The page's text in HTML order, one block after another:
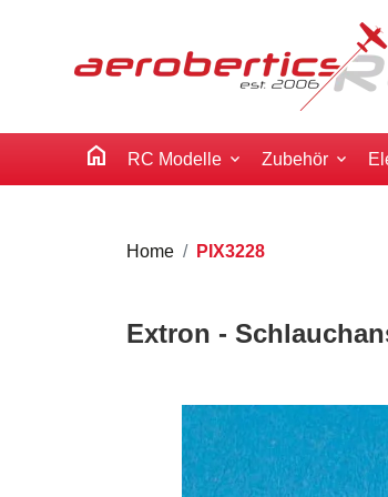
home RC Modelle Zubehör
Home PIX3228
Extron -